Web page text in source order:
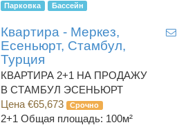
Парковка Бассейн
Квартира - Меркез,
Есеньюрт, Стамбул,
Турция
КВАРТИРА 2+1 НА ПРОДАЖУ
В СТАМБУЛ ЭСЕНЬЮРТ
Цена €65,673
Срочно
2+1 Общая площадь: 100м²